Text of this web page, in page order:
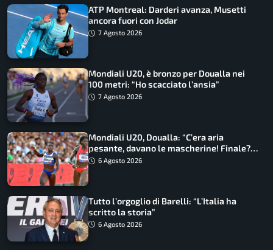
ATP Montreal: Darderi avanza, Musetti
ancora fuori con Jodar
7 Agosto 2026
Mondiali U20, è bronzo per Doualla nei
100 metri: “Ho scacciato l’ansia”
7 Agosto 2026
Mondiali U20, Doualla: “C’era aria
pesante, davano le mascherine! Finale?
Non ho nulla da perdere”
6 Agosto 2026
Tutto l’orgoglio di Barelli: “L’Italia ha
scritto la storia”
6 Agosto 2026